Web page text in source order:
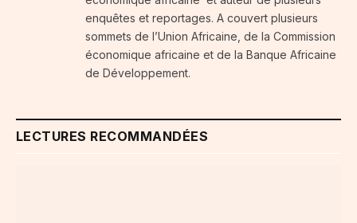
enquêtes et reportages. A couvert plusieurs
sommets de l’Union Africaine, de la Commission
économique africaine et de la Banque Africaine
de Développement.
LECTURES RECOMMANDÉES